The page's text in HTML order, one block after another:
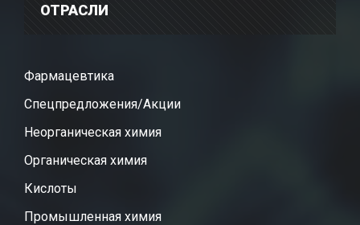
ОТРАСЛИ
Фармацевтика
Спецпредложения/Акции
Неорганическая химия
Органическая химия
Кислоты
Промышленная химия